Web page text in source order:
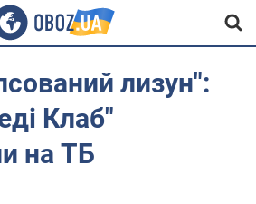
лизун":
Клаб"
на ТБ